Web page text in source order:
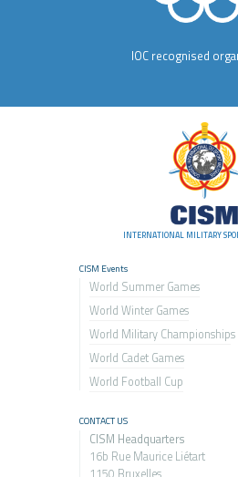
IOC recognised
INTERNATIONAL MILITARY
CISM Events
World Summer Games
World Winter Games
World Military Championships
World Cadet Games
World Football Cup
CONTACT US
CISM Headquarters
16b Rue Maurice Liétart